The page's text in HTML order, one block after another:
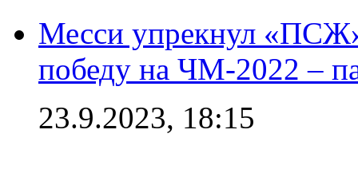
Месси упрекнул «ПСЖ»
победу на ЧМ-2022 –
23.9.2023, 18:15